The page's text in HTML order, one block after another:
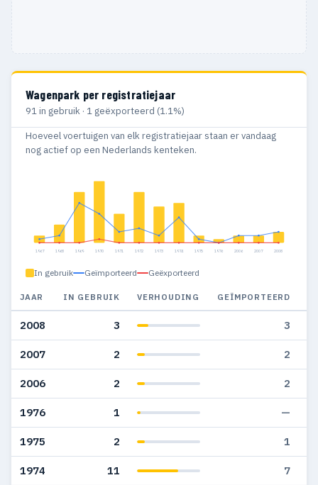
Wagenpark per registratiejaar
91 in gebruik · 1 geëxporteerd (1.1%)
Hoeveel voertuigen van elk registratiejaar staan er vandaag
nog actief op een Nederlands kenteken.
1967 1968 1969 1970 1971 1972 1973 1974 1975 1976 2006 2007 2008
In gebruik Geïmporteerd Geëxporteerd
JAAR IN GEBRUIK VERHOUDING GEÏMPORTEERD
2008 3 3
2007 2 2
2006 2 2
1976 1 —
1975 2 1
1974 11 7